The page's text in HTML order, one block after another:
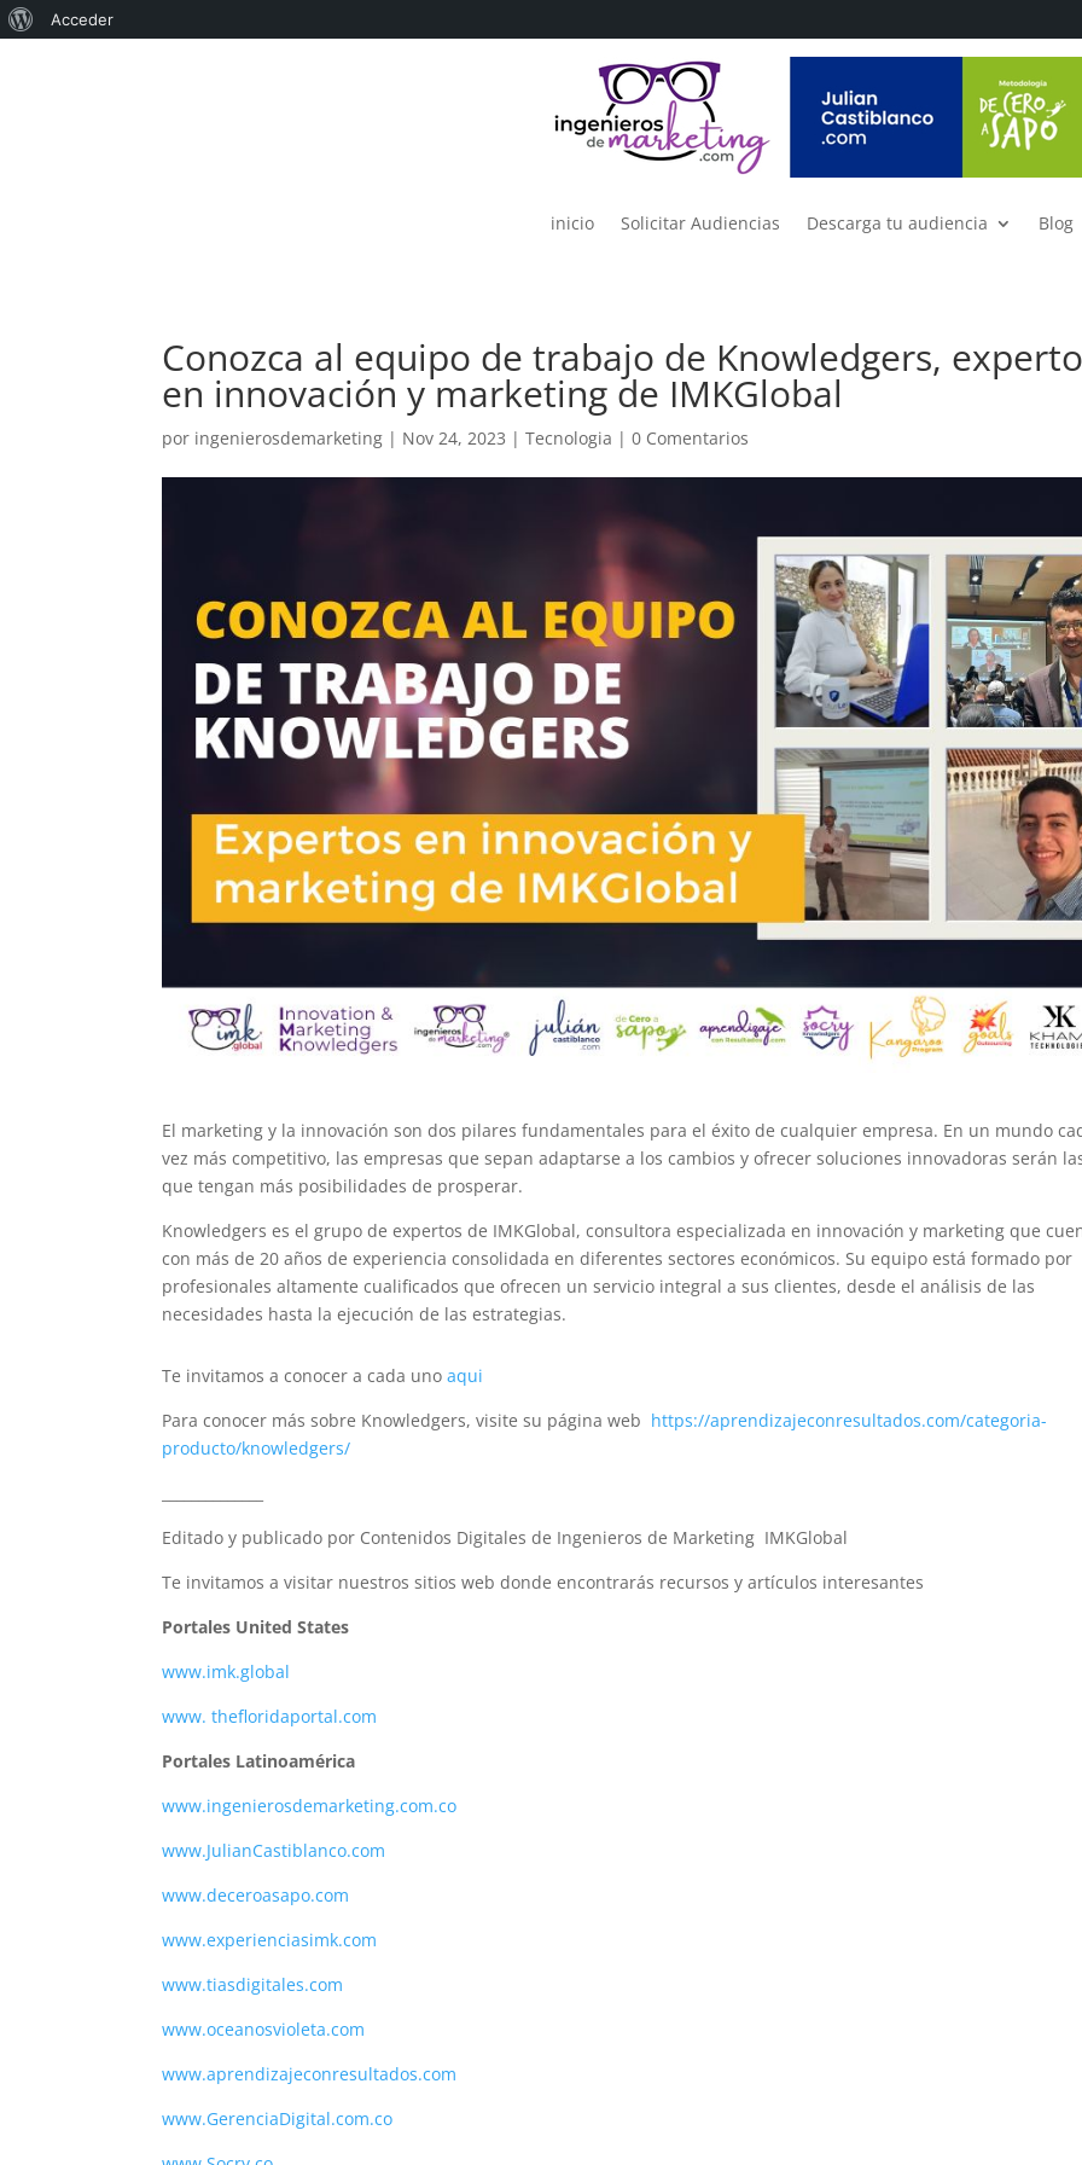
inicio Solicitar Audiencias Descarga tu audiencia Blog
Conozca al equipo de trabajo de Knowledgers,
en innovación y marketing de IMKGlobal
por ingenierosdemarketing | Nov 24, 2023 |Tecnologia |0 Comentarios
El marketing y la innovación son dos pilares fundamentales para el éxito de cualquier empresa. En un mundo
vez más competitivo, las empresas que sepan adaptarse a los cambios y ofrecer soluciones innovadoras serán
que tengan más posibilidades de prosperar.
Knowledgers es el grupo de expertos de IMKGlobal, consultora especializada en innovación y marketing que
con más de 20 años de experiencia consolidada en diferentes sectores económicos. Su equipo está formado por
profesionales altamente cualificados que ofrecen un servicio integral a sus clientes, desde el análisis de las
necesidades hasta la ejecución de las estrategias.
Te invitamos a conocer a cada unoaqui
Para conocer más sobre Knowledgers, visite su página web https://aprendizajeconresultados.com/categoria-
producto/knowledgers/
Editado y publicado por Contenidos Digitales de Ingenieros de Marketing IMKGlobal
Te invitamos a visitar nuestros sitios web donde encontrarás recursos y artículos interesantes
Portales United States
www.imk.global
www. thefloridaportal.com
Portales Latinoamérica
www.ingenierosdemarketing.com.co
www.JulianCastiblanco.com
www.deceroasapo.com
www.experienciasimk.com
www.tiasdigitales.com
www.oceanosvioleta.com
www.aprendizajeconresultados.com
www.GerenciaDigital.com.co
Acerca
Acceder